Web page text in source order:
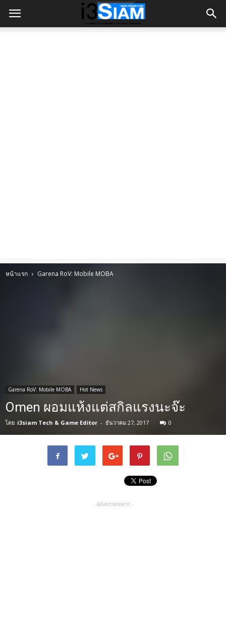
หน้าแรก Garena RoV: Mobile MOBA
Garena RoV: Mobile MOBA Hot News
Omen ผอมแห้งแต่สกิลแรงนะจ๊ะ
โดย i3siam Tech & Game Editor - ธันวาคม 27, 2017 0
- Advertisement -